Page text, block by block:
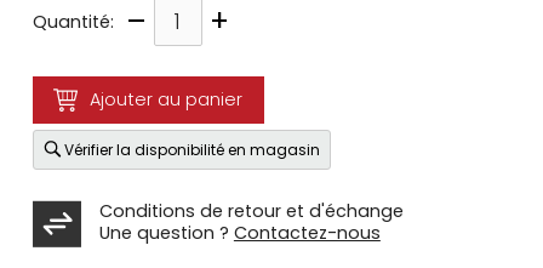
Quantité: – +
Ajouter au panier
Vérifier la disponibilité en magasin
Conditions de retour et d'échange
Une question ? Contactez-nous